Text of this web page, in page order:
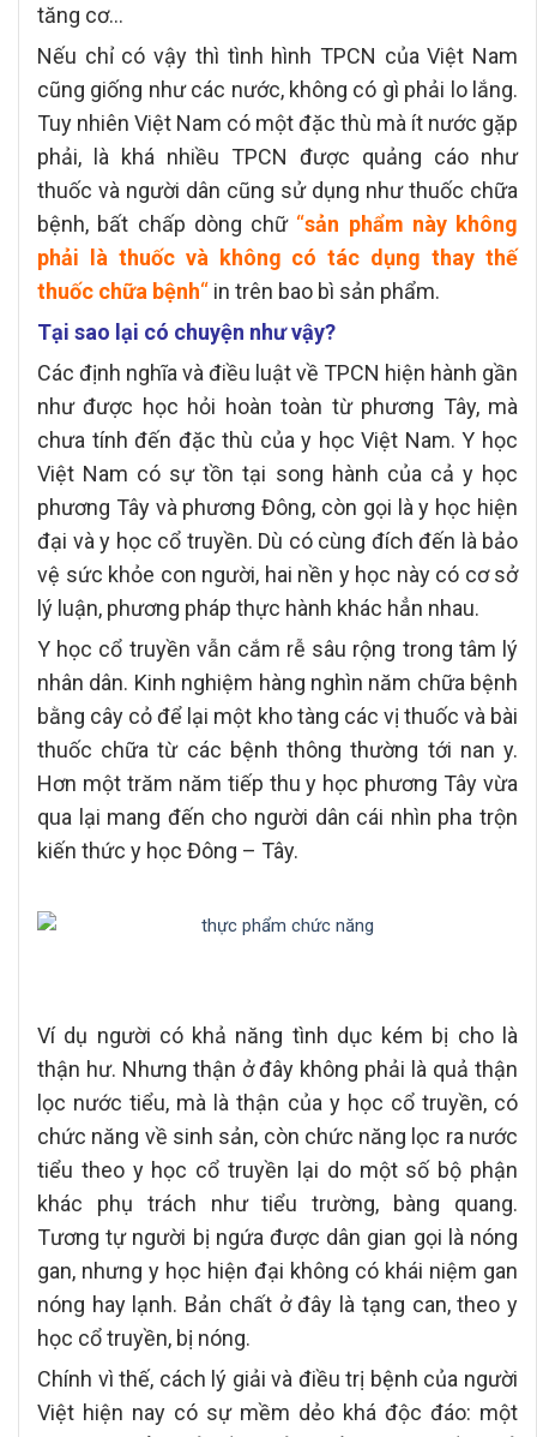
tăng cơ…
Nếu chỉ có vậy thì tình hình TPCN của Việt Nam
cũng giống như các nước, không có gì phải lo lắng.
Tuy nhiên Việt Nam có một đặc thù mà ít nước gặp
phải, là khá nhiều TPCN được quảng cáo như
thuốc và người dân cũng sử dụng như thuốc chữa
bệnh, bất chấp dòng chữ “sản phẩm này không
phải là thuốc và không có tác dụng thay thế
thuốc chữa bệnh“ in trên bao bì sản phẩm.
Tại sao lại có chuyện như vậy?
Các định nghĩa và điều luật về TPCN hiện hành gần
như được học hỏi hoàn toàn từ phương Tây, mà
chưa tính đến đặc thù của y học Việt Nam. Y học
Việt Nam có sự tồn tại song hành của cả y học
phương Tây và phương Đông, còn gọi là y học hiện
đại và y học cổ truyền. Dù có cùng đích đến là bảo
vệ sức khỏe con người, hai nền y học này có cơ sở
lý luận, phương pháp thực hành khác hẳn nhau.
Y học cổ truyền vẫn cắm rễ sâu rộng trong tâm lý
nhân dân. Kinh nghiệm hàng nghìn năm chữa bệnh
bằng cây cỏ để lại một kho tàng các vị thuốc và bài
thuốc chữa từ các bệnh thông thường tới nan y.
Hơn một trăm năm tiếp thu y học phương Tây vừa
qua lại mang đến cho người dân cái nhìn pha trộn
kiến thức y học Đông – Tây.
Ví dụ người có khả năng tình dục kém bị cho là
thận hư. Nhưng thận ở đây không phải là quả thận
lọc nước tiểu, mà là thận của y học cổ truyền, có
chức năng về sinh sản, còn chức năng lọc ra nước
tiểu theo y học cổ truyền lại do một số bộ phận
khác phụ trách như tiểu trường, bàng quang.
Tương tự người bị ngứa được dân gian gọi là nóng
gan, nhưng y học hiện đại không có khái niệm gan
nóng hay lạnh. Bản chất ở đây là tạng can, theo y
học cổ truyền, bị nóng.
Chính vì thế, cách lý giải và điều trị bệnh của người
Việt hiện nay có sự mềm dẻo khá độc đáo: một